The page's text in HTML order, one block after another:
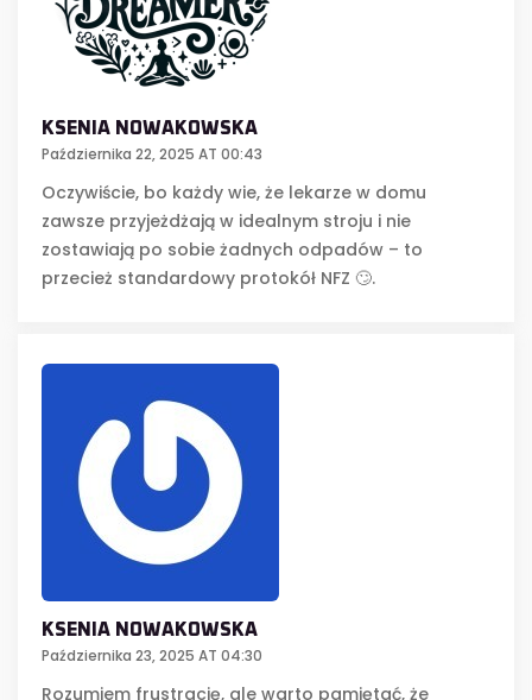
KSENIA NOWAKOWSKA
Października 22, 2025 AT 00:43
Oczywiście, bo każdy wie, że lekarze w domu
zawsze przyjeżdżają w idealnym stroju i nie
zostawiają po sobie żadnych odpadów – to
przecież standardowy protokół NFZ 🙄.
KSENIA NOWAKOWSKA
Października 23, 2025 AT 04:30
Rozumiem frustrację, ale warto pamiętać, że